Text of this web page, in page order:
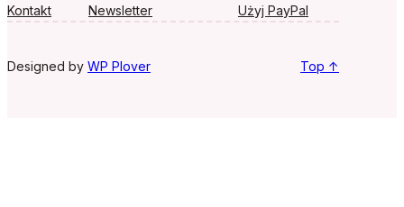
Kontakt
Newsletter
Użyj PayPal
Designed by WP Plover Top ↑